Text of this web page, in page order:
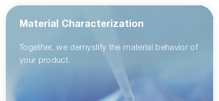
Material Characterization
Together, we demystify the material behavior of
your product.